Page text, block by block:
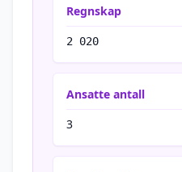
Regnskap
2 020
Ansatte antall
3